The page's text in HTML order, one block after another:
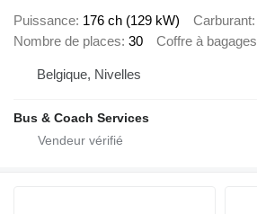
Puissance 176 ch (129 kW) Carburant
Nombre de places 30 Coffre à bagages
Belgique, Nivelles
Bus & Coach Services